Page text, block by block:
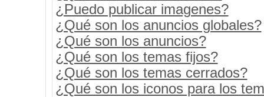
¿Puedo publicar imagenes?
¿Qué son los anuncios globales?
¿Qué son los anuncios?
¿Qué son los temas fijos?
¿Qué son los temas cerrados?
¿Qué son los iconos para los